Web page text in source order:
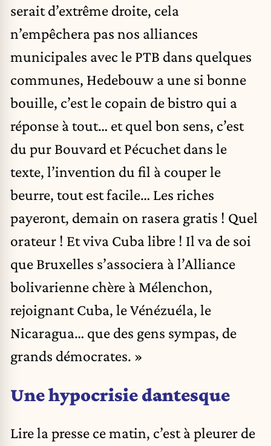
serait d’extrême droite, cela
n’empêchera pas nos alliances
municipales avec le PTB dans quelques
communes, Hedebouw a une si bonne
bouille, c’est le copain de bistro qui a
réponse à tout… et quel bon sens, c’est
du pur Bouvard et Pécuchet dans le
texte, l’invention du fil à couper le
beurre, tout est facile… Les riches
payeront, demain on rasera gratis ! Quel
orateur ! Et viva Cuba libre ! Il va de soi
que Bruxelles s’associera à l’Alliance
bolivarienne chère à Mélenchon,
rejoignant Cuba, le Vénézuéla, le
Nicaragua… que des gens sympas, de
grands démocrates. »
Une hypocrisie dantesque
Lire la presse ce matin, c’est à pleurer de